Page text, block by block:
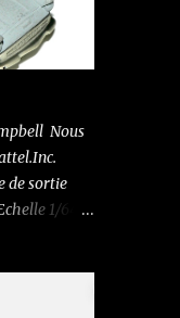
Nous
de sortie
1/64
en ce